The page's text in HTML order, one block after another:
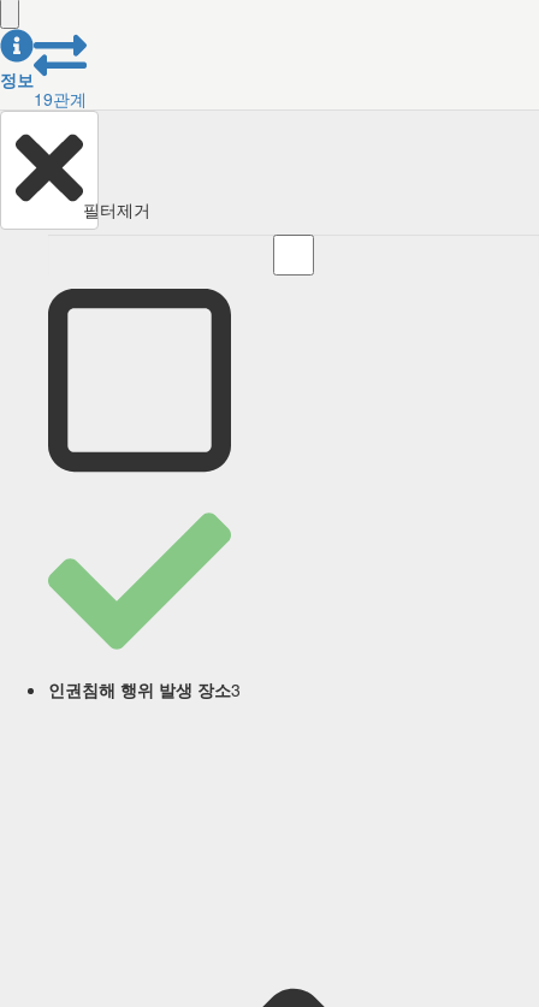
정보
19관계
필터제거
인권침해 행위 발생 장소3